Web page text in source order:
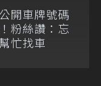
開車牌號碼
粉絲讚：忘
忙找車